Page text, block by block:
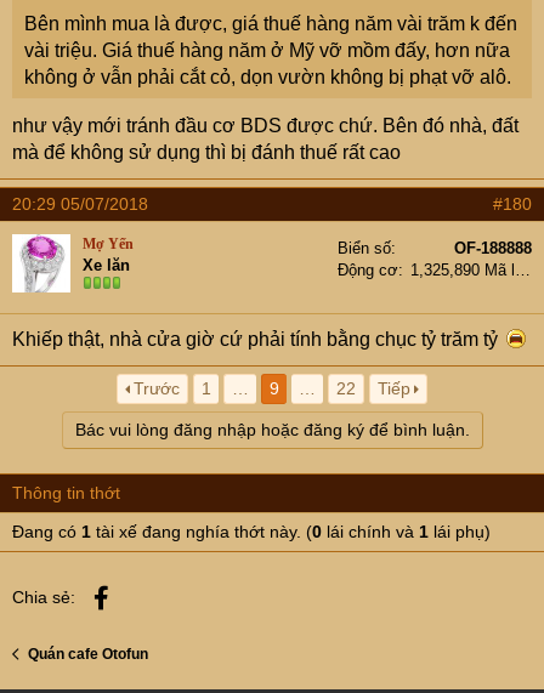
Bên mình mua là được, giá thuế hàng năm vài trăm k đến
vài triệu. Giá thuế hàng năm ở Mỹ vỡ mồm đấy, hơn nữa
không ở vẫn phải cắt cỏ, dọn vườn không bị phạt vỡ alô.
như vậy mới tránh đầu cơ BDS được chứ. Bên đó nhà, đất
mà để không sử dụng thì bị đánh thuế rất cao
20:29 05/07/2018 #180
Mợ Yến
Xe lăn
Biển số
OF-188888
Động cơ
1,325,890 Mã lực
Khiếp thật, nhà cửa giờ cứ phải tính bằng chục tỷ trăm tỷ
Trước 1 9 22 Tiếp
Bác vui lòng đăng nhập hoặc đăng ký để bình luận.
Thông tin thớt
Đang có 1 tài xế đang nghía thớt này. (0 lái chính và 1 lái phụ)
Chia sẻ:
Quán cafe Otofun